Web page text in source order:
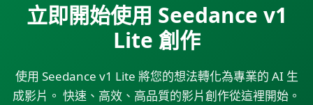
立即開始使用 Seedance v1
Lite 創作
使用 Seedance v1 Lite 將您的想法轉化為專業的 AI 生
成影片。 快速、高效、高品質的影片創作從這裡開始。